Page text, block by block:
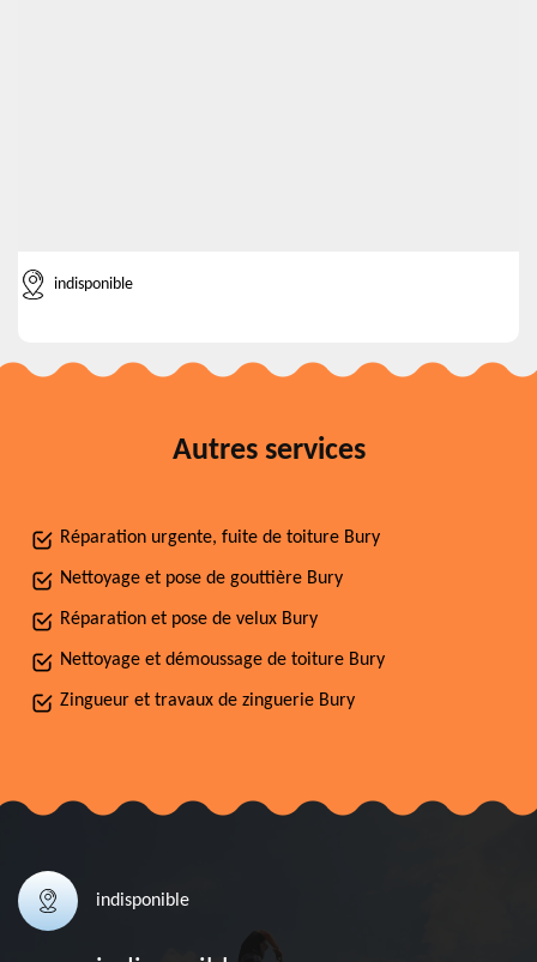
indisponible
Autres services
Réparation urgente, fuite de toiture Bury
Nettoyage et pose de gouttière Bury
Réparation et pose de velux Bury
Nettoyage et démoussage de toiture Bury
Zingueur et travaux de zinguerie Bury
indisponible